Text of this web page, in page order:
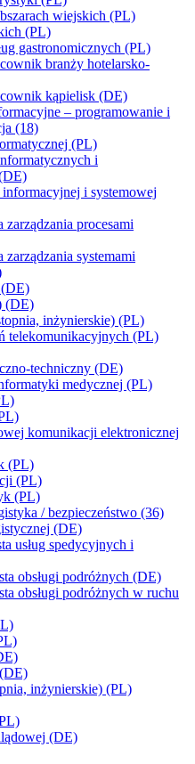
wiejskich (PL)
(PL)
gastronomicznych (PL)
branży hotelarsko-
kąpielisk (DE)
– programowanie i
(18)
(PL)
i
i systemowej
procesami
systemami
(DE)
inżynierskie) (PL)
telekomunikacyjnych (PL)
techniczny (DE)
medycznej (PL)
komunikacji elektronicznej
(PL)
(PL)
(PL)
/ bezpieczeństwo (36)
(DE)
usług spedycyjnych i
obsługi podróżnych (DE)
obsługi podróżnych w ruchu
inżynierskie) (PL)
(DE)